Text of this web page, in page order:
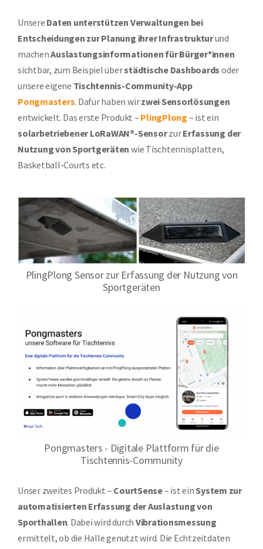
Unsere Daten unterstützen Verwaltungen bei
Entscheidungen zur Planung ihrer Infrastrukturund
machenAuslastungsinformationen für Bürger*innen
sichtbar, zum Beispiel überstädtische Dashboards oder
unsere eigene Tischtennis-Community-App
Pongmasters. Dafür haben wirzwei Sensorlösungen
entwickelt. Das erste Produkt – PlingPlong – ist ein
solarbetriebener LoRaWAN®-SensorzurErfassung der
Nutzung von Sportgeräten wie Tischtennisplatten,
Basketball-Courts etc.
PlingPlong Sensor zur Erfassung der Nutzung von
Sportgeräten
Pongmasters - Digitale Plattform für die
Tischtennis-Community
Unser zweites Produkt – CourtSense– ist einSystem zur
automatisierten Erfassung der Auslastung von
Sporthallen. Dabei wird durch Vibrationsmessung
ermittelt, ob die Halle genutzt wird. Die Echtzeitdaten